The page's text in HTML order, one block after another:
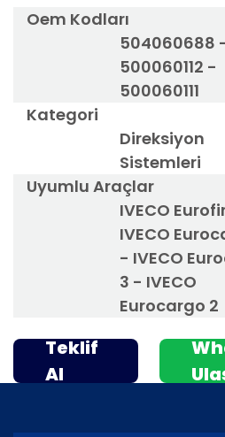
Oem Kodları
504060688
500060112 -
500060111
Kategori
Direksiyon
Sistemleri
Uyumlu Araçlar
IVECO
IVECO
- IVECO
3 - IVECO
Eurocargo 2
Teklif
Al